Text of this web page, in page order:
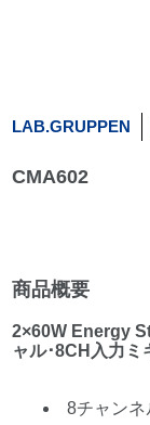
LAB.GRUPPEN
CMA602
商品概要
2×60W Energy
ャル･8CH入力ミ
8チャンネ